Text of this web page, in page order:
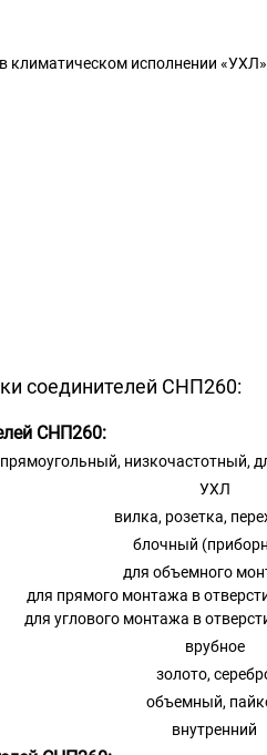
климатическом исполнении
соединителей СНП260:
СНП260:
прямоугольный, низкочастотный,
УХЛ
вилка, розетка,
блочный
для объемного
для прямого монтажа в
для углового монтажа в
врубное
золото,
объемный,
внутренний